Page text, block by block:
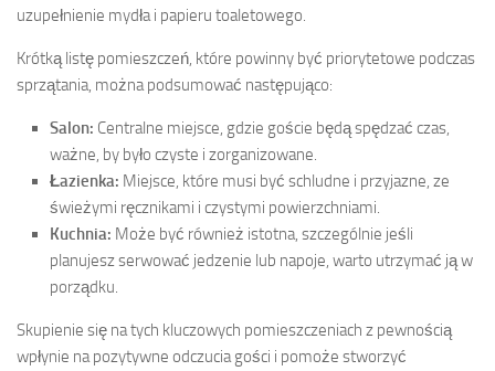
uzupełnienie mydła i papieru toaletowego.
Krótką listę pomieszczeń, które powinny być priorytetowe podczas
sprzątania, można podsumować następująco:
Salon: Centralne miejsce, gdzie goście będą spędzać czas,
ważne, by było czyste i zorganizowane.
Łazienka: Miejsce, które musi być schludne i przyjazne, ze
świeżymi ręcznikami i czystymi powierzchniami.
Kuchnia: Może być również istotna, szczególnie jeśli
planujesz serwować jedzenie lub napoje, warto utrzymać ją w
porządku.
Skupienie się na tych kluczowych pomieszczeniach z pewnością
wpłynie na pozytywne odczucia gości i pomoże stworzyć